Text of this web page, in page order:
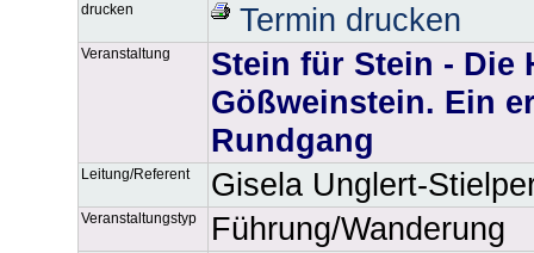
drucken Termin drucken
Veranstaltung
Stein für Stein - Die
Gößweinstein. Ein
Rundgang
Leitung/Referent Gisela Unglert-
Veranstaltungstyp Führung/Wanderung